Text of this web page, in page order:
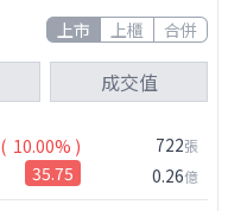
上市 上櫃 合併
成交值
( 10.00% )
35.75
722張
0.26億